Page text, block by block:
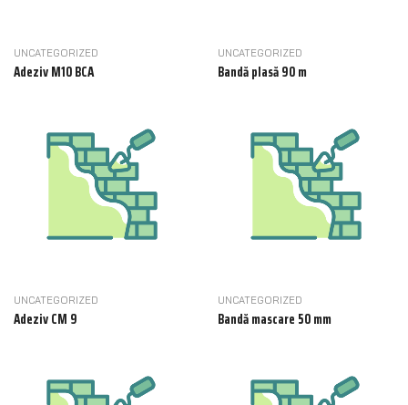
UNCATEGORIZED
Adeziv M10 BCA
UNCATEGORIZED
Bandă plasă 90 m
UNCATEGORIZED
Adeziv CM 9
UNCATEGORIZED
Bandă mascare 50 mm